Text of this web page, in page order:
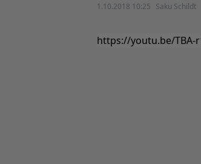
1.10.2018 10:25 Saku Schildt
https://youtu.be/TBA-